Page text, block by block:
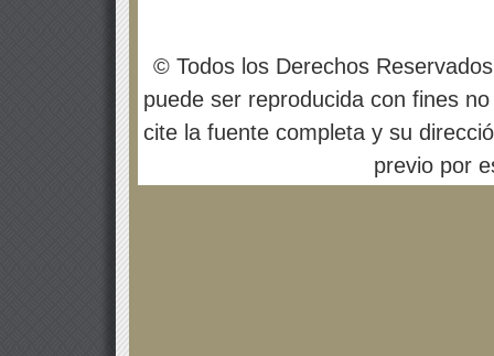
© Todos los Derechos
puede ser reproducida con fines
cite la fuente completa y su
previo por